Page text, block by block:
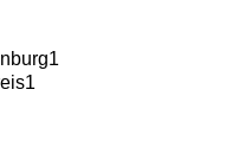
1
1